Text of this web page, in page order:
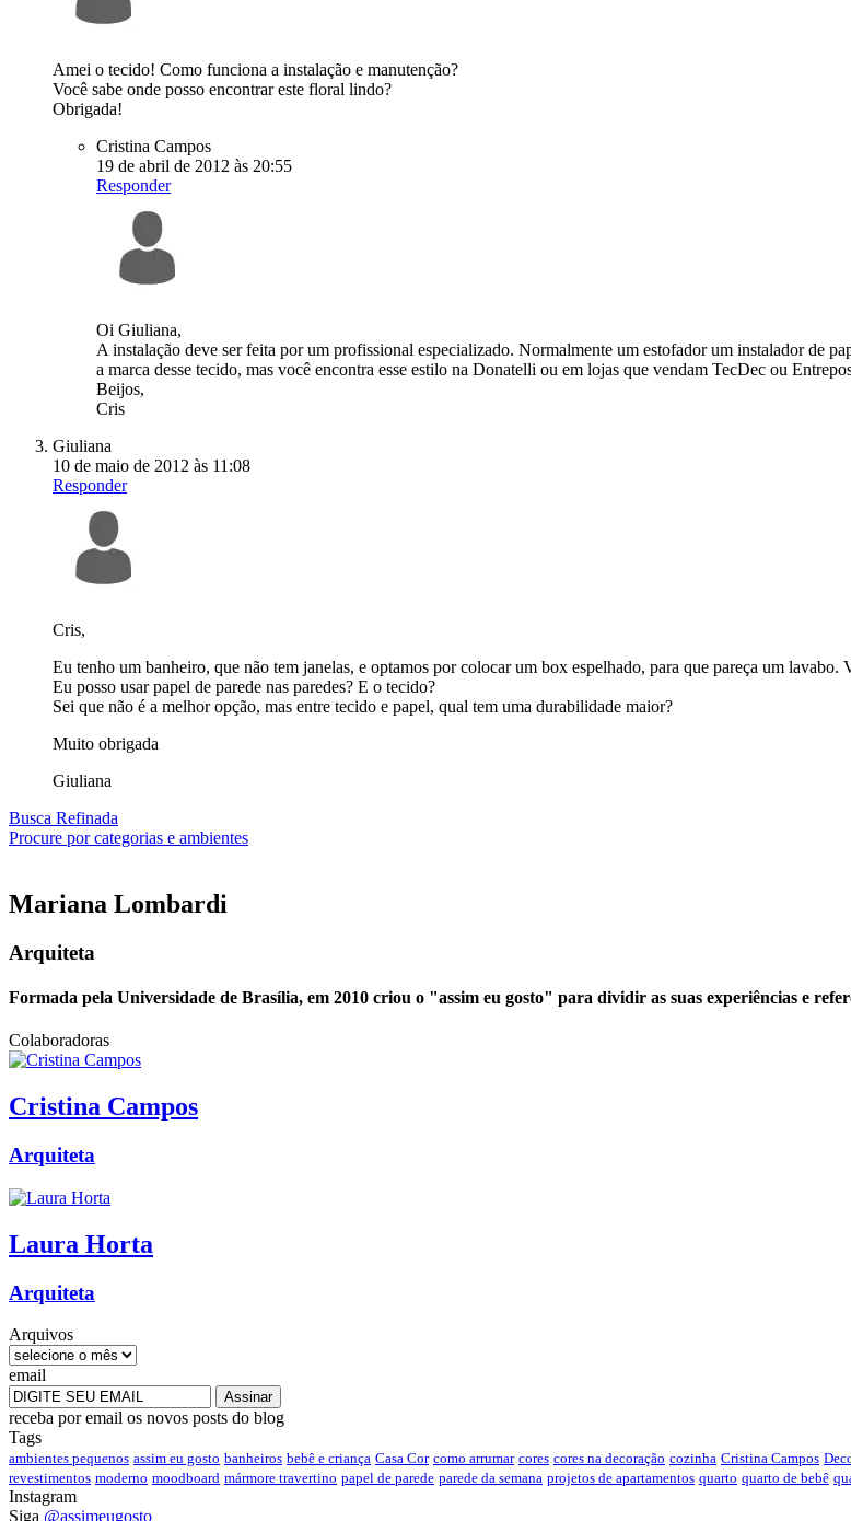
Amei o tecido! Como funciona a instalação e manutenção?
Você sabe onde posso encontrar este floral lindo?
Obrigada!
Cristina Campos
19 de abril de 2012 às 20:55
Responder
Oi Giuliana,
A instalação deve ser feita por um profissional especializado. Normalmente um estofador um instalador de
a marca desse tecido, mas você encontra esse estilo na Donatelli ou em lojas que vendam TecDec ou
Beijos,
Cris
Giuliana
10 de maio de 2012 às 11:08
Responder
Cris,
Eu tenho um banheiro, que não tem janelas, e optamos por colocar um box espelhado, para que pareça um
Eu posso usar papel de parede nas paredes? E o tecido?
Sei que não é a melhor opção, mas entre tecido e papel, qual tem uma durabilidade maior?
Muito obrigada
Giuliana
Busca Refinada
Procure por categorias e ambientes
Mariana Lombardi
Arquiteta
Formada pela Universidade de Brasília, em 2010 criou o "assim eu gosto" para dividir as suas experiências e
Colaboradoras
Cristina Campos
Arquiteta
Laura Horta
Arquiteta
Arquivos
email
receba por email os novos posts do blog
Tags
ambientes pequenos assim eu gosto banheiros bebê e criança Casa Cor como arrumar cores cores na decoração cozinha Cristina Campos
revestimentos moderno moodboard mármore travertino papel de parede parede da semana projetos de apartamentos quarto quarto de bebê
Instagram
Siga @assimeugosto